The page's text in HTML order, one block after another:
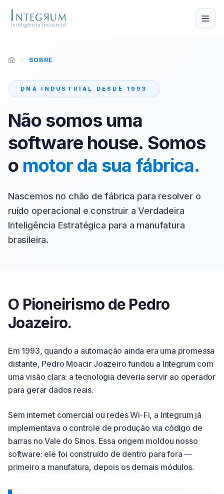
Pular para o conteúdo principal
SOBRE
DNA INDUSTRIAL DESDE 1993
Não somos uma
software house. Somos
o motor da sua fábrica.
Nascemos no chão de fábrica para resolver o
ruído operacional e construir a Verdadeira
Inteligência Estratégica para a manufatura
brasileira.
O Pioneirismo de Pedro
Joazeiro.
Em 1993, quando a automação ainda era uma promessa
distante, Pedro Moacir Joazeiro fundou a Integrum com
uma visão clara: a tecnologia deveria servir ao operador
para gerar dados reais.
Sem internet comercial ou redes Wi-Fi, a Integrum já
implementava o controle de produção via código de
barras no Vale do Sinos. Essa origem moldou nosso
software: ele foi construído de dentro para fora —
primeiro a manufatura, depois os demais módulos.